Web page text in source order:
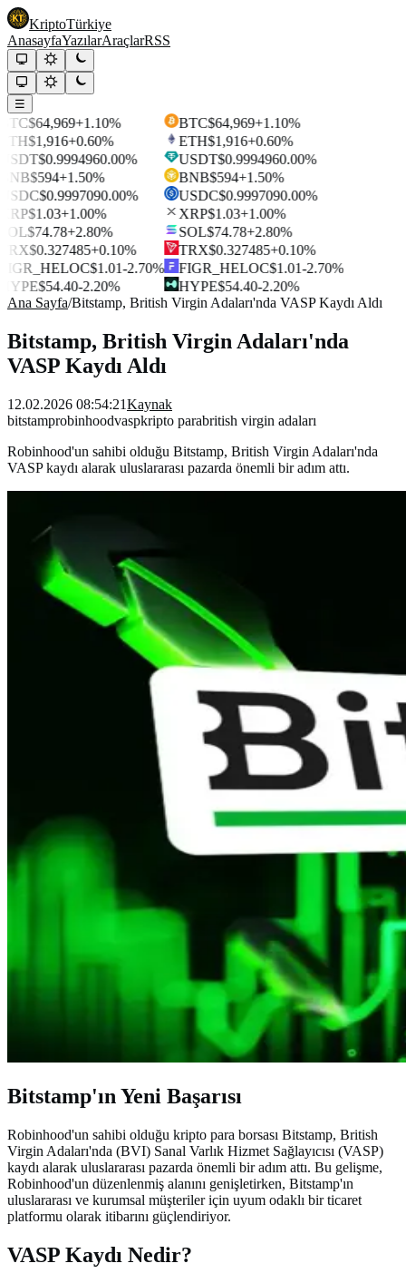
KriptoTürkiye
AnasayfaYazılarAraçlarRSS
☰
$64,969+1.10%
$1,916+0.60%
$0.9994960.00%
$594+1.50%
$0.9997090.00%
$1.03+1.00%
$74.78+2.80%
$0.327485+0.10%
$1.01-2.70%
$54.40-2.20%
BTC$64,969+1.10%
ETH$1,916+0.60%
USDT$0.9994960.00%
BNB$594+1.50%
USDC$0.9997090.00%
XRP$1.03+1.00%
SOL$74.78+2.80%
TRX$0.327485+0.10%
FIGR_HELOC$1.01-2.70%
HYPE$54.40-2.20%
Ana Sayfa/Bitstamp, British Virgin Adaları'nda VASP Kaydı Aldı
Bitstamp, British Virgin Adaları'nda
VASP Kaydı Aldı
12.02.2026 08:54:21Kaynak
bitstamprobinhoodvaspkripto parabritish virgin adaları
Robinhood'un sahibi olduğu Bitstamp, British Virgin Adaları'nda
VASP kaydı alarak uluslararası pazarda önemli bir adım attı.
Bitstamp'ın Yeni Başarısı
Robinhood'un sahibi olduğu kripto para borsası Bitstamp, British
Virgin Adaları'nda (BVI) Sanal Varlık Hizmet Sağlayıcısı (VASP)
kaydı alarak uluslararası pazarda önemli bir adım attı. Bu gelişme,
Robinhood'un düzenlenmiş alanını genişletirken, Bitstamp'ın
uluslararası ve kurumsal müşteriler için uyum odaklı bir ticaret
platformu olarak itibarını güçlendiriyor.
VASP Kaydı Nedir?